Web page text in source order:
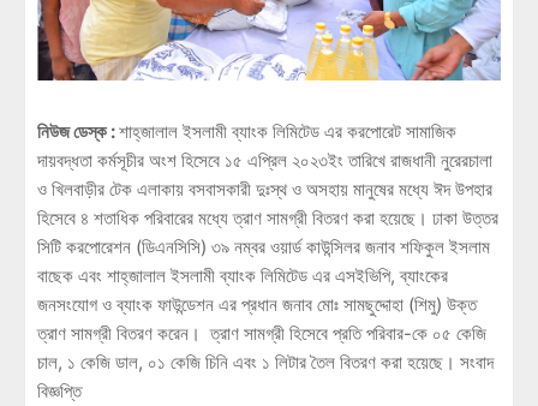
নিউজ ডেস্ক :শাহ্‌জালাল ইসলামী ব্যাংক লিমিটেড এর করপোরেট সামাজিক
দায়বদ্ধতা কর্মসূচীর অংশ হিসেবে ১৫ এপ্রিল ২০২৩ইং তারিখে রাজধানী নুরেরচালা
ও খিলবাড়ীর টেক এলাকায় বসবাসকারী দুঃস্থ ও অসহায় মানুষের মধ্যে ঈদ উপহার
হিসেবে ৪ শতাধিক পরিবারের মধ্যে ত্রাণ সামগ্রী বিতরণ করা হয়েছে। ঢাকা উত্তর
সিটি করপোরেশন (ডিএনসিসি) ৩৯ নম্বর ওয়ার্ড কাউন্সিলর জনাব শফিকুল ইসলাম
বাছেক এবং শাহ্‌জালাল ইসলামী ব্যাংক লিমিটেড এর এসইভিপি, ব্যাংকের
জনসংযোগ ও ব্যাংক ফাউন্ডেশন এর প্রধান জনাব মোঃ সামছুদ্দোহা (শিমু) উক্ত
ত্রাণ সামগ্রী বিতরণ করেন। ত্রাণ সামগ্রী হিসেবে প্রতি পরিবার-কে ০৫ কেজি
চাল, ১ কেজি ডাল, ০১ কেজি চিনি এবং ১ লিটার তৈল বিতরণ করা হয়েছে। সংবাদ
বিজ্ঞপ্তি